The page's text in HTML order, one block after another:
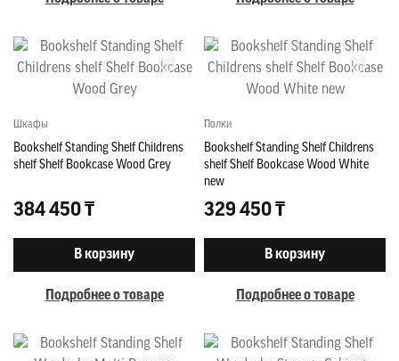
Шкафы
Bookshelf Standing Shelf Childrens
shelf Shelf Bookcase Wood Grey
384 450 ₸
В корзину
Подробнее о товаре
Полки
Bookshelf Standing Shelf Childrens
shelf Shelf Bookcase Wood White
new
329 450 ₸
В корзину
Подробнее о товаре